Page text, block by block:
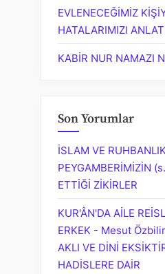
EVLENECEĞİMİZ
HATALARIMIZI
KABİR NUR NAMAZI
Son Yorumlar
İSLAM VE
PEYGAMBERİMİZİN
ETTİĞİ ZİKİRLER
KUR'ÂN'DA AİLE
ERKEK - Mesut Özbilir
AKLI VE DİNİ
HADİSLERE DAİR